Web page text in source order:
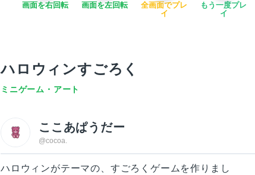
画面を右回転 画面を左回転
全画面でプレ
イ
もう一度プレ
イ
ハロウィンすごろく
ミニゲーム・アート
ここあぱうだー
@cocoa.
ハロウィンがテーマの、すごろくゲームを作りまし